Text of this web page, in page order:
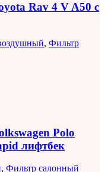
Rav 4 V A50 с
, Фильтр
Polo
лифтбек
, Фильтр салонный